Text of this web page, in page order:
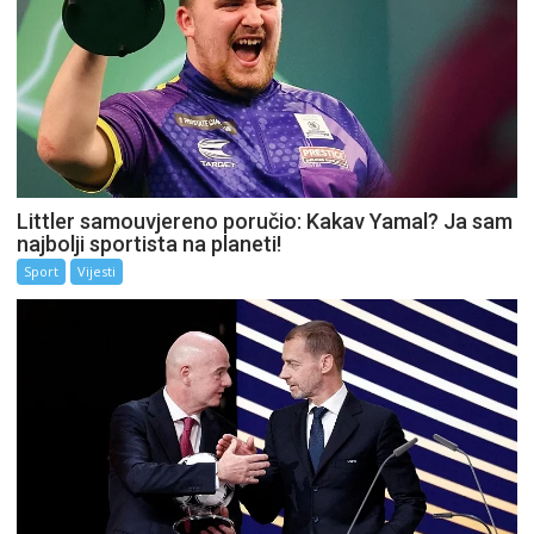
Littler samouvjereno poručio: Kakav Yamal? Ja sam
najbolji sportista na planeti!
Sport Vijesti